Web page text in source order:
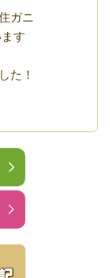
ガニ
す
た！